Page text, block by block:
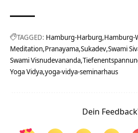
TAGGED: Hamburg-Harburg Hamburg-
Meditation Pranayama Sukadev Swami
Swami Visnudevananda
Yoga Vidya yoga-vidya-seminarhaus
Dein